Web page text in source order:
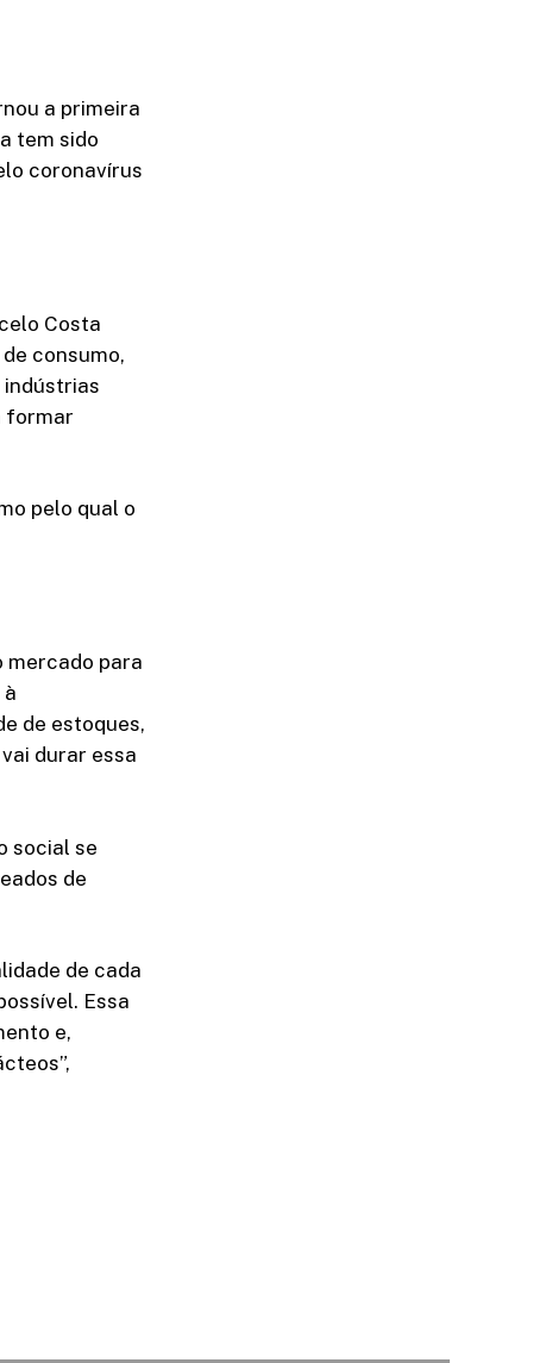
a primeira
tem sido
coronavírus
Costa
consumo,
indústrias
formar
pelo qual o
mercado para
de estoques,
durar essa
social se
de
de cada
Essa
e,